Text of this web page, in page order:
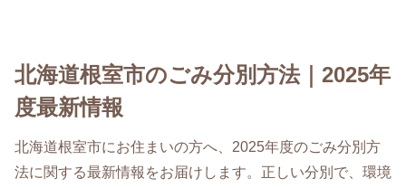
北海道根室市のごみ分別方法｜2025年
度最新情報
北海道根室市にお住まいの方へ、2025年度のごみ分別方
法に関する最新情報をお届けします。正しい分別で、環境